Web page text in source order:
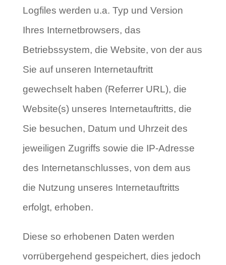
Logfiles werden u.a. Typ und Version
Ihres Internetbrowsers, das
Betriebssystem, die Website, von der aus
Sie auf unseren Internetauftritt
gewechselt haben (Referrer URL), die
Website(s) unseres Internetauftritts, die
Sie besuchen, Datum und Uhrzeit des
jeweiligen Zugriffs sowie die IP-Adresse
des Internetanschlusses, von dem aus
die Nutzung unseres Internetauftritts
erfolgt, erhoben.
Diese so erhobenen Daten werden
vorrübergehend gespeichert, dies jedoch